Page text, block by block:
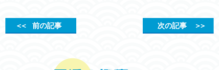
＜＜前の記事 次の記事 ＞＞